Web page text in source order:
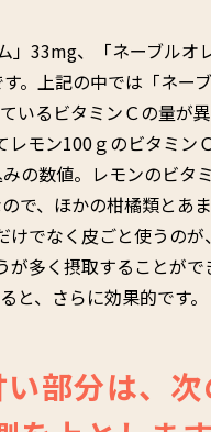
」33mg、「ネーブルオ
。上記の中では「ネー
いるビタミンＣの量が
モン100ｇのビタミン
の数値。レモンのビタ
で、ほかの柑橘類とあ
でなく皮ごと使うのが
多く摂取することが
、さらに効果的です。
部分は、